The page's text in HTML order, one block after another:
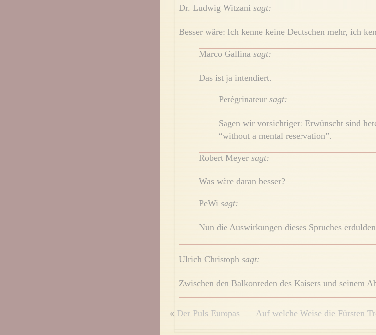
Dr. Ludwig Witzani sagt:
Besser wäre: Ich kenne keine Deutschen mehr, ich
Marco Gallina sagt:
Das ist ja intendiert.
Pérégrinateur sagt:
Sagen wir vorsichtiger: Erwünscht sind
“without a mental reservation”.
Robert Meyer sagt:
Was wäre daran besser?
PeWi sagt:
Nun die Auswirkungen dieses Spruches
Ulrich Christoph sagt:
Zwischen den Balkonreden des Kaisers und seinem
« Der Puls Europas Auf welche Weise die Fürsten